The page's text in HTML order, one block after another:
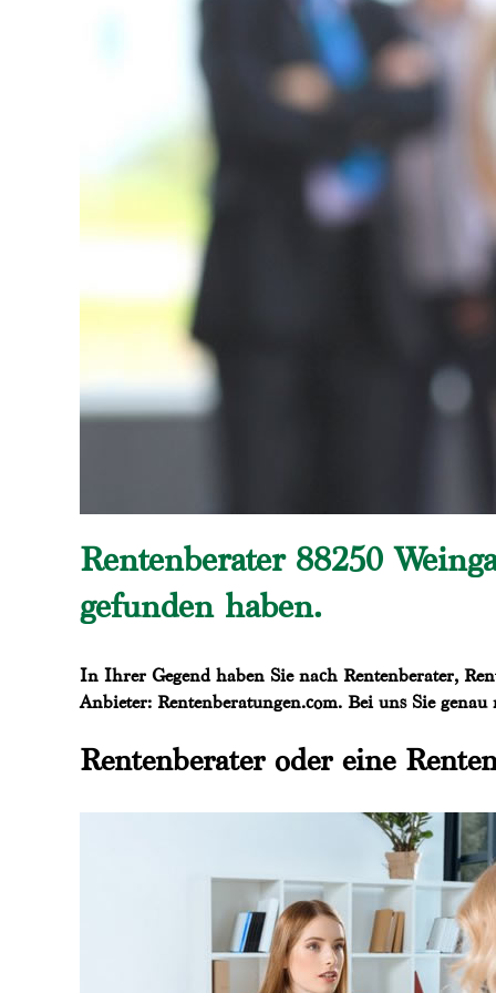
Rentenberater 88250
gefunden haben.
In Ihrer Gegend haben Sie nach Rentenberater,
Anbieter: Rentenberatungen.com. Bei uns Sie
Rentenberater oder eine